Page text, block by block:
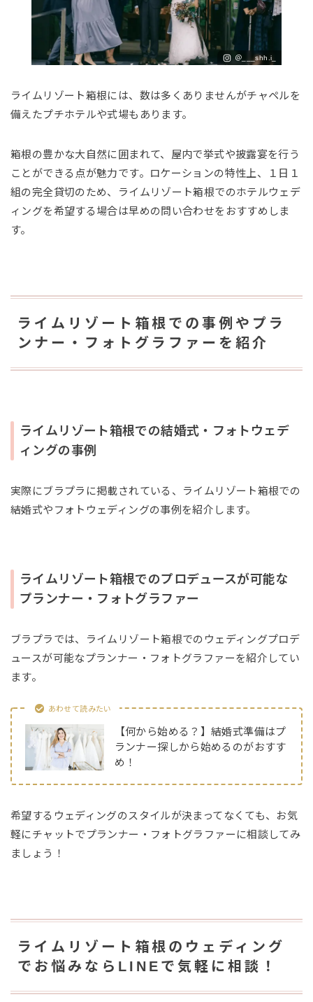
＠___shh.i_
ライムリゾート箱根には、数は多くありませんがチャペルを
備えたプチホテルや式場もあります。
箱根の豊かな大自然に囲まれて、屋内で挙式や披露宴を行う
ことができる点が魅力です。ロケーションの特性上、１日１
組の完全貸切のため、ライムリゾート箱根でのホテルウェデ
ィングを希望する場合は早めの問い合わせをおすすめしま
す。
ライムリゾート箱根での事例やプラ
ンナー・フォトグラファーを紹介
ライムリゾート箱根での結婚式・フォトウェデ
ィングの事例
実際にブラプラに掲載されている、ライムリゾート箱根での
結婚式やフォトウェディングの事例を紹介します。
ライムリゾート箱根でのプロデュースが可能な
プランナー・フォトグラファー
ブラプラでは、ライムリゾート箱根でのウェディングプロデ
ュースが可能なプランナー・フォトグラファーを紹介してい
ます。
あわせて読みたい
【何から始める？】結婚式準備はプ
ランナー探しから始めるのがおすす
め！
希望するウェディングのスタイルが決まってなくても、お気
軽にチャットでプランナー・フォトグラファーに相談してみ
ましょう！
ライムリゾート箱根のウェディング
でお悩みならLINEで気軽に相談！